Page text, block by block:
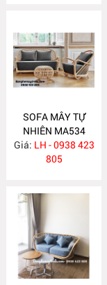
SOFA MÂY TỰ
NHIÊN MA534
Giá: LH - 0938 423
805